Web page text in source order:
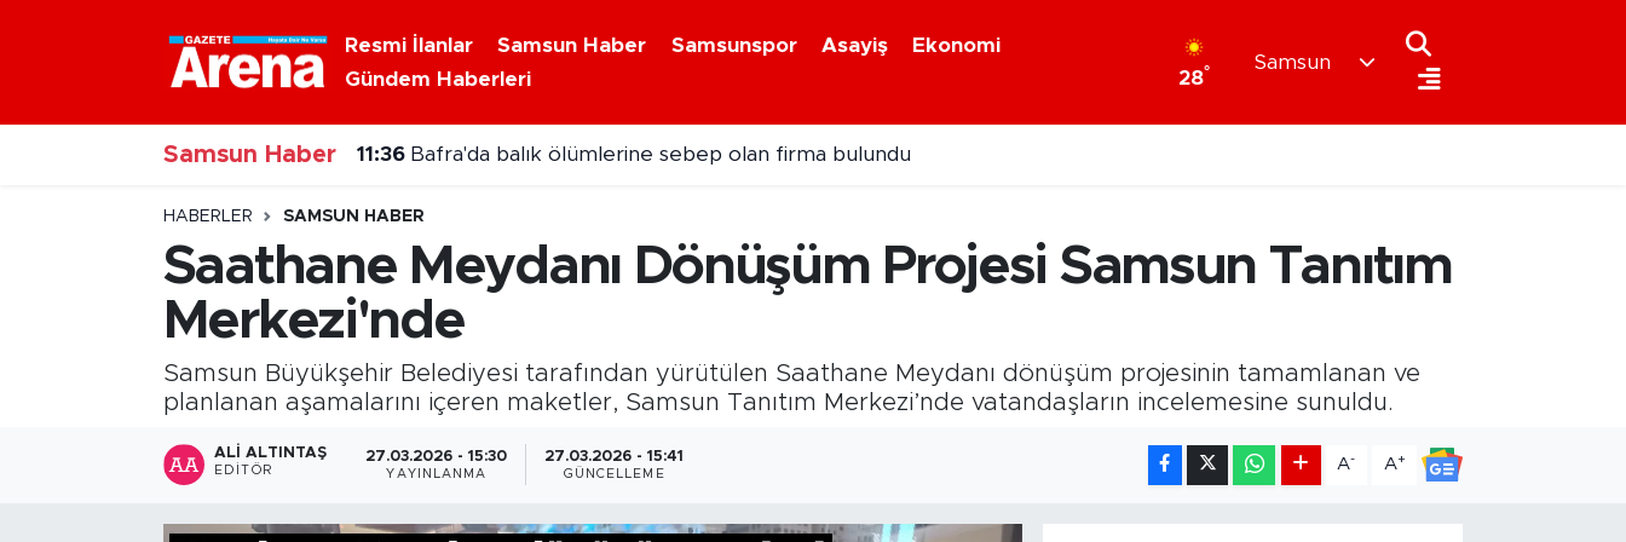
Resmi İlanlar Samsun Haber Samsunspor Asayiş
Ekonomi
Gündem Haberleri
28°
Samsun
Samsun Haber 11:36 Bafra'da balık ölümlerine sebep olan firma bulundu
HABERLER SAMSUN HABER
Saathane Meydanı Dönüşüm Projesi Samsun Tanıtım
Merkezi'nde
Samsun Büyükşehir Belediyesi tarafından yürütülen Saathane Meydanı dönüşüm projesinin tamamlanan ve
planlanan aşamalarını içeren maketler, Samsun Tanıtım Merkezi’nde vatandaşların incelemesine sunuldu.
ALI ALTINTAŞ
EDITÖR
27.03.2026 - 15:30
YAYINLANMA
27.03.2026 - 15:41
GÜNCELLEME
A- A+
Nöbetçi Eczaneler
Hava Durumu
Samsun Namaz Vakitleri
Trafik Durumu
Süper Lig Puan Durumu ve Fikstür
Tüm Manşetler
Son Dakika Haberleri
Haber Arşivi